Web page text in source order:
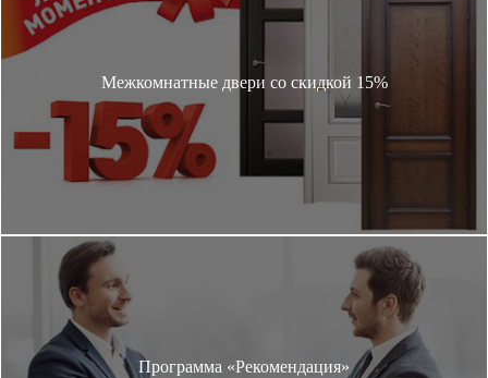
Межкомнатные двери со скидкой 15%
Программа «Рекомендация»